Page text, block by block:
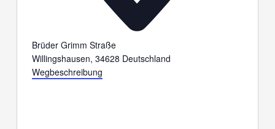
Brüder Grimm Straße
Willingshausen, 34628 Deutschland
Wegbeschreibung